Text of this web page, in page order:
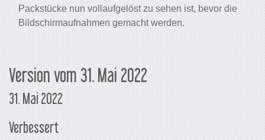
Packstücke nun vollaufgelöst zu sehen ist, bevor die
Bildschirmaufnahmen gemacht werden.
Version vom 31. Mai 2022
31. Mai 2022
Verbessert